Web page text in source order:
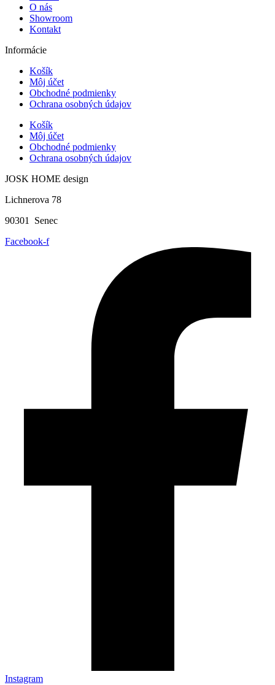
O nás
Showroom
Kontakt
Informácie
Košík
Môj účet
Obchodné podmienky
Ochrana osobných údajov
Košík
Môj účet
Obchodné podmienky
Ochrana osobných údajov
JOSK HOME design
Lichnerova 78
90301 Senec
Facebook-f
Instagram